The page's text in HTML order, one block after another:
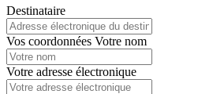
Destinataire
Vos coordonnées Votre nom
Votre adresse électronique